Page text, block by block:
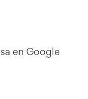
en Google